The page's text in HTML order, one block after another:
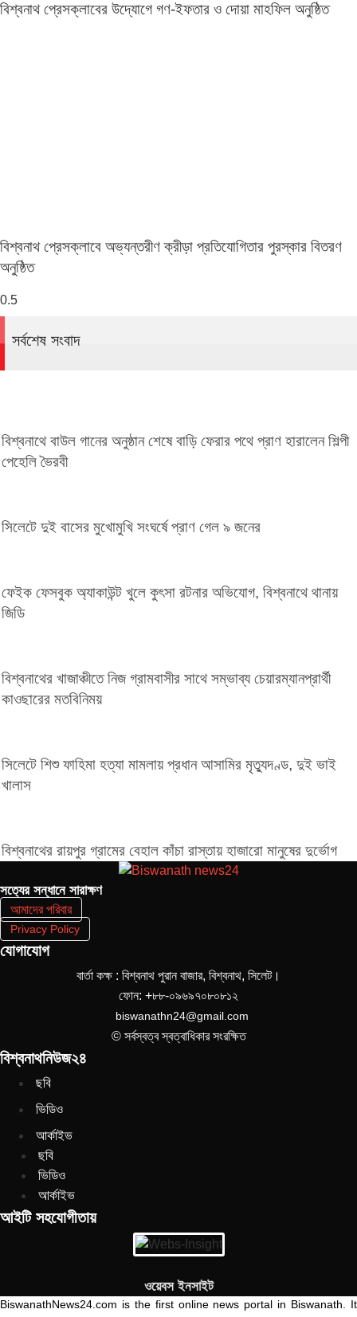
বিশ্বনাথ প্রেসক্লাবের উদ্যোগে গণ-ইফতার ও দোয়া মাহফিল অনুষ্ঠিত
বিশ্বনাথ প্রেসক্লাবে অভ্যন্তরীণ ক্রীড়া প্রতিযোগিতার পুরস্কার বিতরণ
অনুষ্ঠিত
সর্বশেষ সংবাদ
বিশ্বনাথে বাউল গানের অনুষ্ঠান শেষে বাড়ি ফেরার পথে প্রাণ হারালেন শিল্পী
পেহেলি ভৈরবী
সিলেটে দুই বাসের মুখোমুখি সংঘর্ষে প্রাণ গেল ৯ জনের
ফেইক ফেসবুক অ্যাকাউন্ট খুলে কুৎসা রটনার অভিযোগ, বিশ্বনাথে থানায়
জিডি
বিশ্বনাথের খাজাঞ্চীতে নিজ গ্রামবাসীর সাথে সম্ভাব্য চেয়ারম্যানপ্রার্থী
কাওছারের মতবিনিময়
সিলেটে শিশু ফাহিমা হত্যা মামলায় প্রধান আসামির মৃত্যুদণ্ড, দুই ভাই
খালাস
বিশ্বনাথের রায়পুর গ্রামের বেহাল কাঁচা রাস্তায় হাজারো মানুষের দুর্ভোগ
সত‌্যের সন্ধানে সারাক্ষণ
আমাদের পরিবার
Privacy Policy
যোগাযোগ
বার্তা কক্ষ : বিশ্বনাথ পুরান বাজার, বিশ্বনাথ, সিলেট।
ফোন: +৮৮-০৯৬৯৭০৮০৮১২
biswanathn24@gmail.com
© সর্বস্বত্ব স্বত্বাধিকার সংরক্ষিত
বিশ্বনাথনিউজ২৪
ছবি
ভিডিও
আর্কাইভ
ছবি
ভিডিও
আর্কাইভ
আইটি সহযোগীতায়
ওয়েবস ইনসাইট
BiswanathNews24.com is the first online news portal in Biswanath. It